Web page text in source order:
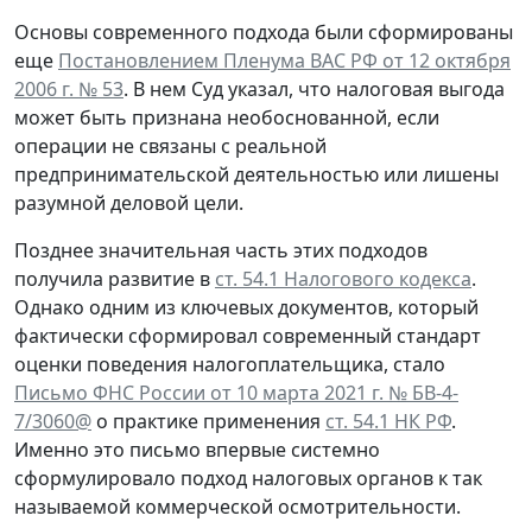
Основы современного подхода были сформированы
еще Постановлением Пленума ВАС РФ от 12 октября
2006 г. № 53. В нем Суд указал, что налоговая выгода
может быть признана необоснованной, если
операции не связаны с реальной
предпринимательской деятельностью или лишены
разумной деловой цели.
Позднее значительная часть этих подходов
получила развитие в ст. 54.1 Налогового кодекса.
Однако одним из ключевых документов, который
фактически сформировал современный стандарт
оценки поведения налогоплательщика, стало
Письмо ФНС России от 10 марта 2021 г. № БВ-4-
7/3060@ о практике применения ст. 54.1 НК РФ.
Именно это письмо впервые системно
сформулировало подход налоговых органов к так
называемой коммерческой осмотрительности.